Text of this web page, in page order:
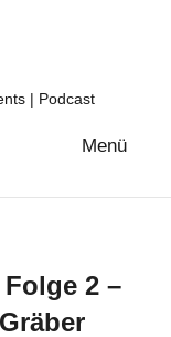
| Podcast
Menü
2 –